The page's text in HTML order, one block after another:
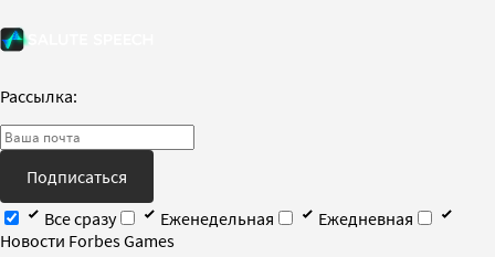
Рассылка:
Подписаться
Все сразу
Еженедельная
Ежедневная
Новости Forbes Games